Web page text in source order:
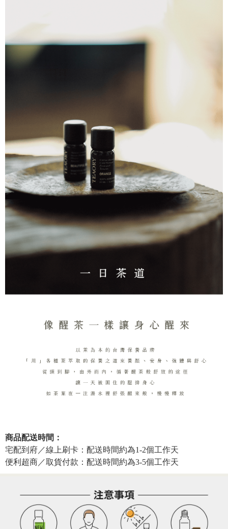
商品配送時間：
宅配到府／線上刷卡：配送時間約為1-2個工作天
便利超商／取貨付款：配送時間約為3-5個工作天